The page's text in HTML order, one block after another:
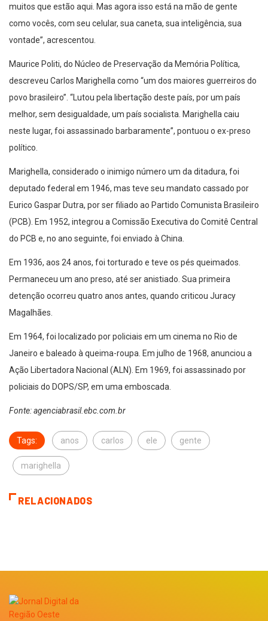
muitos que estão aqui. Mas agora isso está na mão de gente
como vocês, com seu celular, sua caneta, sua inteligência, sua
vontade”, acrescentou.
Maurice Politi, do Núcleo de Preservação da Memória Política,
descreveu Carlos Marighella como “um dos maiores guerreiros do
povo brasileiro”. “Lutou pela libertação deste país, por um país
melhor, sem desigualdade, um país socialista. Marighella caiu
neste lugar, foi assassinado barbaramente”, pontuou o ex-preso
político.
Marighella, considerado o inimigo número um da ditadura, foi
deputado federal em 1946, mas teve seu mandato cassado por
Eurico Gaspar Dutra, por ser filiado ao Partido Comunista Brasileiro
(PCB). Em 1952, integrou a Comissão Executiva do Comitê Central
do PCB e, no ano seguinte, foi enviado à China.
Em 1936, aos 24 anos, foi torturado e teve os pés queimados.
Permaneceu um ano preso, até ser anistiado. Sua primeira
detenção ocorreu quatro anos antes, quando criticou Juracy
Magalhães.
Em 1964, foi localizado por policiais em um cinema no Rio de
Janeiro e baleado à queima-roupa. Em julho de 1968, anunciou a
Ação Libertadora Nacional (ALN). Em 1969, foi assassinado por
policiais do DOPS/SP, em uma emboscada.
Fonte: agenciabrasil.ebc.com.br
Tags: anos carlos ele gente
marighella
RELACIONADOS